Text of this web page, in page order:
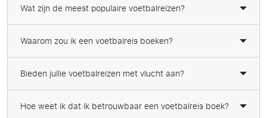
Wat zijn de meest populaire voetbalreizen?
Waarom zou ik een voetbalreis boeken?
Bieden jullie voetbalreizen met vlucht aan?
Hoe weet ik dat ik betrouwbaar een voetbalreis boek?